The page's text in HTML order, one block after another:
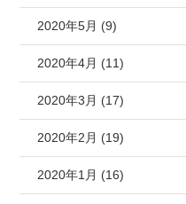
2020年5月 (9)
2020年4月 (11)
2020年3月 (17)
2020年2月 (19)
2020年1月 (16)